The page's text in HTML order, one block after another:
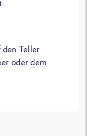
den Teller
oder dem